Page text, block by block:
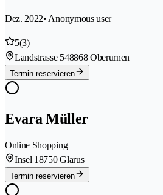
Dez. 2022• Anonymous user
5(3)
Landstrasse 548868 Oberurnen
Termin reservieren
Evara Müller
Online Shopping
Insel 18750 Glarus
Termin reservieren